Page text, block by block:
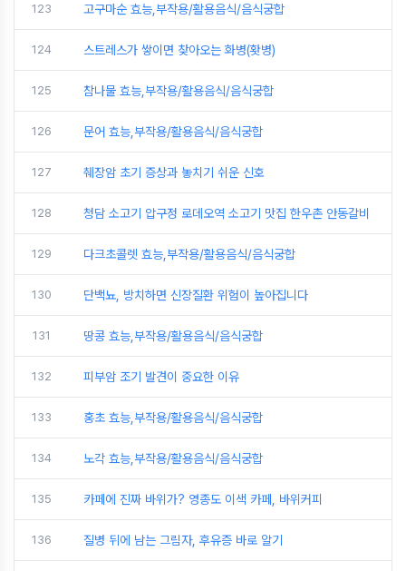
123 고구마순 효능,부작용/활용음식/음식궁합
124 스트레스가 쌓이면 찾아오는 화병(홧병)
125 참나물 효능,부작용/활용음식/음식궁합
126 문어 효능,부작용/활용음식/음식궁합
127 췌장암 초기 증상과 놓치기 쉬운 신호
128 청담 소고기 압구정 로데오역 소고기 맛집 한우촌 안동갈비
129 다크초콜렛 효능,부작용/활용음식/음식궁합
130 단백뇨, 방치하면 신장질환 위험이 높아집니다
131 땅콩 효능,부작용/활용음식/음식궁합
132 피부암 조기 발견이 중요한 이유
133 홍초 효능,부작용/활용음식/음식궁합
134 노각 효능,부작용/활용음식/음식궁합
135 카페에 진짜 바위가? 영종도 이색 카페, 바위커피
136 질병 뒤에 남는 그림자, 후유증 바로 알기